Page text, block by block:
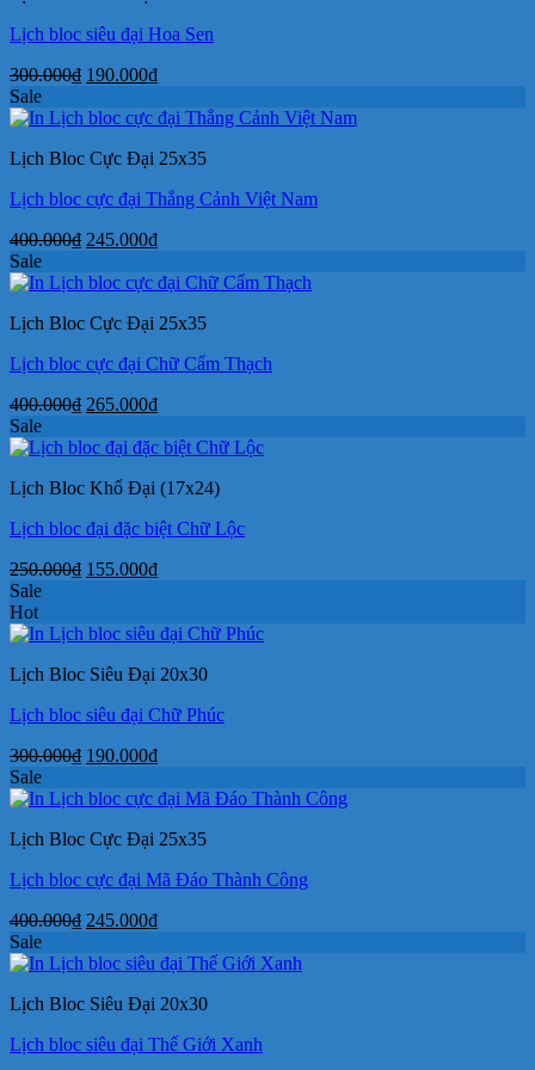
Lịch bloc siêu đại Hoa Sen
300.000₫ Giá
là:
190.000₫Giá
tại
190.000₫.
Sale
Lịch Bloc Cực Đại 25x35
Lịch bloc cực đại Thắng Cảnh Việt Nam
400.000₫ Giá
là:
245.000₫Giá
tại
245.000₫.
Sale
Lịch Bloc Cực Đại 25x35
Lịch bloc cực đại Chữ Cẩm Thạch
400.000₫ Giá
là:
265.000₫Giá
tại
265.000₫.
Sale
Lịch Bloc Khổ Đại (17x24)
Lịch bloc đại đặc biệt Chữ Lộc
250.000₫ Giá
250.000₫.
155.000₫Giá
là:
Sale
Hot
Lịch Bloc Siêu Đại 20x30
Lịch bloc siêu đại Chữ Phúc
300.000₫ Giá
là:
190.000₫Giá
tại
190.000₫.
Sale
Lịch Bloc Cực Đại 25x35
Lịch bloc cực đại Mã Đáo Thành Công
400.000₫ Giá
là:
245.000₫Giá
tại
245.000₫.
Sale
Lịch Bloc Siêu Đại 20x30
Lịch bloc siêu đại Thế Giới Xanh